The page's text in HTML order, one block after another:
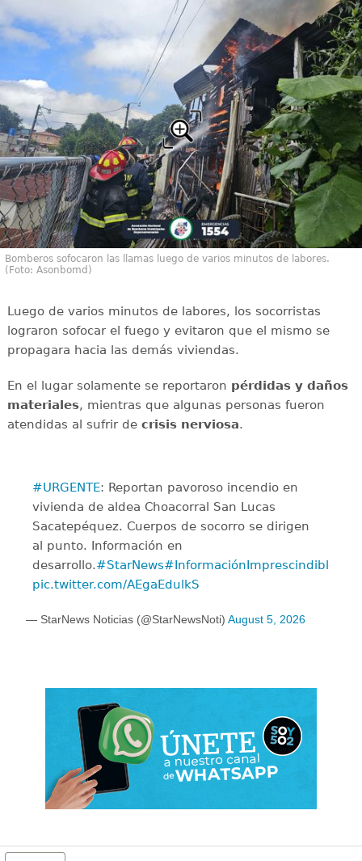
Bomberos sofocaron las llamas luego de varios minutos de labores.
(Foto: Asonbomd)
Luego de varios minutos de labores, los socorristas
lograron sofocar el fuego y evitaron que el mismo se
propagara hacia las demás viviendas.
En el lugar solamente se reportaron pérdidas y daños
materiales, mientras que algunas personas fueron
atendidas al sufrir de crisis nerviosa.
#URGENTE: Reportan pavoroso incendio en
vivienda de aldea Choacorral San Lucas
Sacatepéquez. Cuerpos de socorro se dirigen
al punto. Información en
desarrollo.#StarNews#InformaciónImprescindible
pic.twitter.com/AEgaEdulkS
— StarNews Noticias (@StarNewsNoti) August 5, 2026